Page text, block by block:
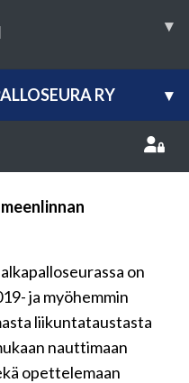
▾
RY ▾
on
ja myöhemmin
liikuntataustasta
nauttimaan
opettelemaan